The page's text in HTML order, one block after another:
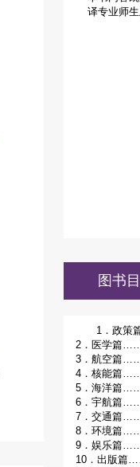
译专业师
图书
1．
2．医学
3．航空
4．核能
5．海洋
6．宇航
7．交通
8．环境
9．娱乐
10．出